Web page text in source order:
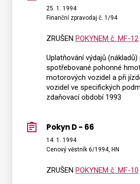
25. 1. 1994
Finanční zpravodaj č. 1/94
ZRUŠEN POKYNEM č. MF-12
Uplatňování výdajů (nákladů)
spotřebované pohonné
motorových vozidel a při
vozidel ve specifických
zdaňovací období 1993
Pokyn D - 66
14. 1. 1994
Cenový věstník 6/1994, HN
ZRUŠEN POKYNEM č. MF-10